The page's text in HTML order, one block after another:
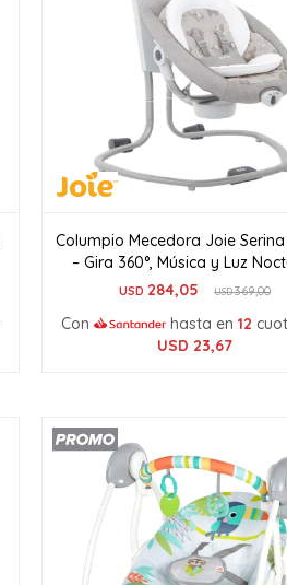
Columpio Mecedora Joie Serina
– Gira 360°, Música y Luz
USD 284,05 USD369,00
Con hasta en12
USD 23,67